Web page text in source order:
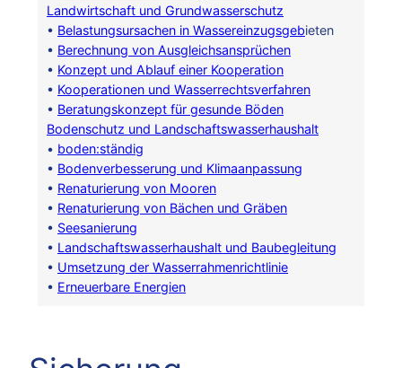
Landwirtschaft und Grundwasserschutz
• Belastungsursachen in Wassereinzugsgebieten
• Berechnung von Ausgleichsansprüchen
• Konzept und Ablauf einer Kooperation
• Kooperationen und Wasserrechtsverfahren
• Beratungskonzept für gesunde Böden
Bodenschutz und Landschaftswasserhaushalt
• boden:ständig
• Bodenverbesserung und Klimaanpassung
• Renaturierung von Mooren
• Renaturierung von Bächen und Gräben
• Seesanierung
• Landschaftswasserhaushalt und Baubegleitung
• Umsetzung der Wasserrahmenrichtlinie
• Erneuerbare Energien